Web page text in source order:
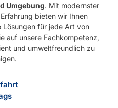
Umgebung. Mit modernster
bieten wir Ihnen
Lösungen für jede Art von
auf unsere Fachkompetenz,
und umweltfreundlich zu